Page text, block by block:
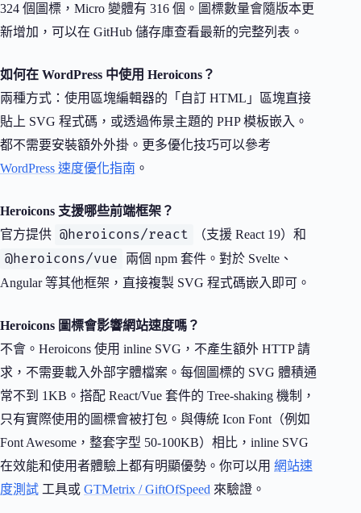
324 個圖標，Micro 變體有 316 個。圖標數量會隨版本更
新增加，可以在 GitHub 儲存庫查看最新的完整列表。
如何在 WordPress 中使用 Heroicons？
兩種方式：使用區塊編輯器的「自訂 HTML」區塊直接
貼上 SVG 程式碼，或透過佈景主題的 PHP 模板嵌入。
都不需要安裝額外外掛。更多優化技巧可以參考
WordPress 速度優化指南 。
Heroicons 支援哪些前端框架？
官方提供 @heroicons/react （支援 React 19）和
@heroicons/vue
兩個 npm 套件。對於 Svelte、
Angular 等其他框架，直接複製 SVG 程式碼嵌入即可。
Heroicons 圖標會影響網站速度嗎？
不會。Heroicons 使用 inline SVG，不產生額外 HTTP 請
求，不需要載入外部字體檔案。每個圖標的 SVG 體積通
常不到 1KB。搭配 React/Vue 套件的 Tree-shaking 機制，
只有實際使用的圖標會被打包。與傳統 Icon Font（例如
Font Awesome，整套字型 50-100KB）相比，inline SVG
在效能和使用者體驗上都有明顯優勢。你可以用 網站速
度測試 工具或 GTMetrix / GiftOfSpeed 來驗證。